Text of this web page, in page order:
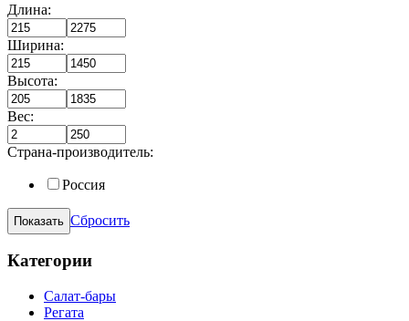
Длина:
Ширина:
Высота:
Вес:
Страна-производитель:
Россия
Сбросить
Категории
Салат-бары
Регата